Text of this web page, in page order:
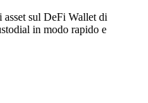
sul DeFi Wallet di
in modo rapido e